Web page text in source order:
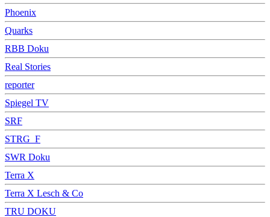
Phoenix
Quarks
RBB Doku
Real Stories
reporter
Spiegel TV
SRF
STRG_F
SWR Doku
Terra X
Terra X Lesch & Co
TRU DOKU